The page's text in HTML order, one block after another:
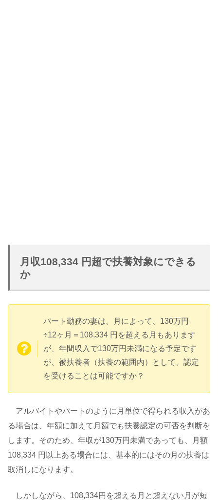
月収108,334 円超で扶養対象にできる
か
パート勤務の妻は、月によって、130万円
÷12ヶ月＝108,334 円を超える月もあります
が、年間収入で130万円未満になる予定です
が、被扶養者（扶養の範囲内）として、認定
を受けることは可能ですか？
アルバイトやパートのように月単位で得られる収入があ
る場合は、年額に加えて月額でも扶養認定の可否を判断を
します。そのため、年収が130万円未満であっても、月額
108,334 円以上ある場合には、基本的にはその月の扶養は
取消しになります。
しかしながら、108,334円を超える月と超えない月が短